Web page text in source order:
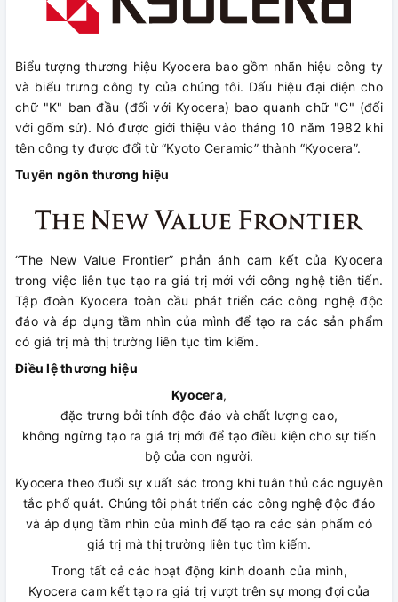
Biểu tượng thương hiệu Kyocera bao gồm nhãn hiệu công ty
và biểu trưng công ty của chúng tôi. Dấu hiệu đại diện cho
chữ "K" ban đầu (đối với Kyocera) bao quanh chữ "C" (đối
với gốm sứ). Nó được giới thiệu vào tháng 10 năm 1982 khi
tên công ty được đổi từ “Kyoto Ceramic” thành “Kyocera”.
Tuyên ngôn thương hiệu
“The New Value Frontier” phản ánh cam kết của Kyocera
trong việc liên tục tạo ra giá trị mới với công nghệ tiên tiến.
Tập đoàn Kyocera toàn cầu phát triển các công nghệ độc
đáo và áp dụng tầm nhìn của mình để tạo ra các sản phẩm
có giá trị mà thị trường liên tục tìm kiếm.
Điều lệ thương hiệu
Kyocera,
đặc trưng bởi tính độc đáo và chất lượng cao,
không ngừng tạo ra giá trị mới để tạo điều kiện cho sự tiến
bộ của con người.
Kyocera theo đuổi sự xuất sắc trong khi tuân thủ các nguyên
tắc phổ quát. Chúng tôi phát triển các công nghệ độc đáo
và áp dụng tầm nhìn của mình để tạo ra các sản phẩm có
giá trị mà thị trường liên tục tìm kiếm.
Trong tất cả các hoạt động kinh doanh của mình,
Kyocera cam kết tạo ra giá trị vượt trên sự mong đợi của